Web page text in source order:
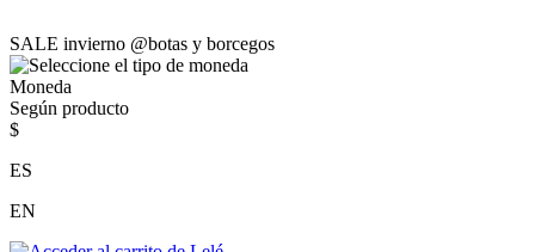
SALE invierno @botas y borcegos
Moneda
Según producto
$
ES
EN